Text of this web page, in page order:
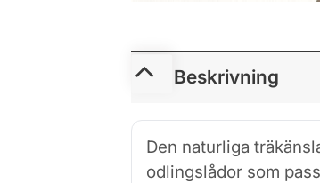
Beskrivning
Den naturliga
odlingslådor som